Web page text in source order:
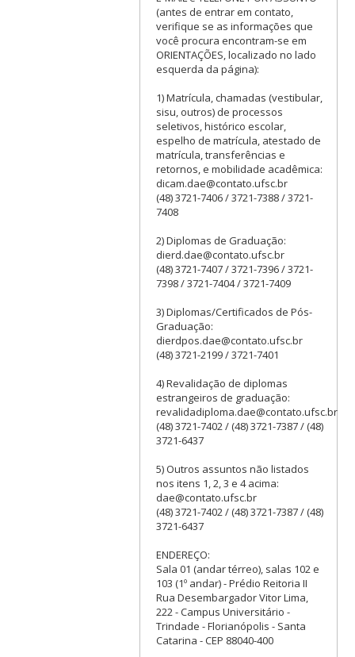
(antes de entrar em contato,
verifique se as informações que
você procura encontram-se em
ORIENTAÇÕES, localizado no lado
esquerda da página):
1) Matrícula, chamadas (vestibular,
sisu, outros) de processos
seletivos, histórico escolar,
espelho de matrícula, atestado de
matrícula, transferências e
retornos, e mobilidade acadêmica:
dicam.dae@contato.ufsc.br
(48) 3721-7406 / 3721-7388 / 3721-
7408
2) Diplomas de Graduação:
dierd.dae@contato.ufsc.br
(48) 3721-7407 / 3721-7396 / 3721-
7398 / 3721-7404 / 3721-7409
3) Diplomas/Certificados de Pós-
Graduação:
dierdpos.dae@contato.ufsc.br
(48) 3721-2199 / 3721-7401
4) Revalidação de diplomas
estrangeiros de graduação:
revalidadiploma.dae@contato.ufsc.br
(48) 3721-7402 / (48) 3721-7387 / (48)
3721-6437
5) Outros assuntos não listados
nos itens 1, 2, 3 e 4 acima:
dae@contato.ufsc.br
(48) 3721-7402 / (48) 3721-7387 / (48)
3721-6437
ENDEREÇO:
Sala 01 (andar térreo), salas 102 e
103 (1º andar) - Prédio Reitoria II
Rua Desembargador Vitor Lima,
222 - Campus Universitário -
Trindade - Florianópolis - Santa
Catarina - CEP 88040-400